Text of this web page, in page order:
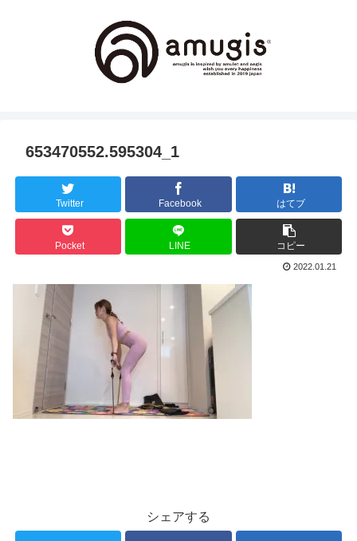
653470552.595304_1
Twitter Facebook はてブ
Pocket LINE コピー
2022.01.21
シェアする